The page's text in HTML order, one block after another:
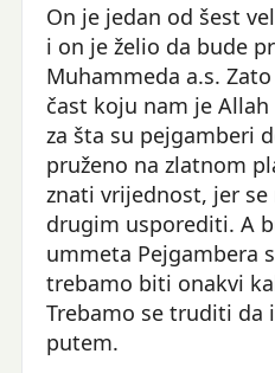
On je jedan od šest
i on je želio da bude
Muhammeda a.s.
čast koju nam je
za šta su pejgamberi
pruženo na zlatnom
znati vrijednost, jer
drugim usporediti. A
ummeta Pejgambera
trebamo biti onakvi
Trebamo se truditi da
putem.